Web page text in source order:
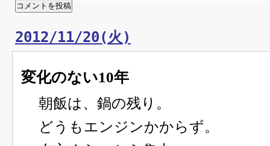
2012/11/20(火)
変化のない10年
朝飯は、鍋の残り。
どうもエンジンかからず。